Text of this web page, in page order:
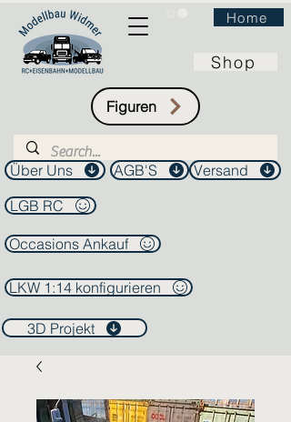
Home
Shop
Figuren
Über Uns AGB'S
Versand
LGB RC
Occasions Ankauf
LKW 1:14 konfigurieren
3D Projekt